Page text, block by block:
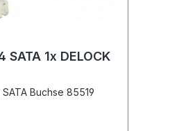
SATA 1x DELOCK
Buchse 85519